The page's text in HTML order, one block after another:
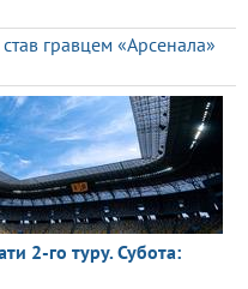
гравцем «Арсенала»
2-го туру. Субота: